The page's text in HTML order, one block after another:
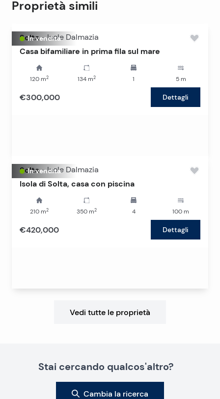
Proprietà simili
In vendita
Solta - Isole Dalmazia
Casa bifamiliare in prima fila sul mare
120 m2 134m2 1 5m
€300,000 Dettagli
In vendita
Solta - Isole Dalmazia
Isola di Solta, casa con piscina
210 m2 350m2 4 100 m
€420,000 Dettagli
Vedi tutte le proprietà
Stai cercando qualcos'altro?
Cambia la ricerca